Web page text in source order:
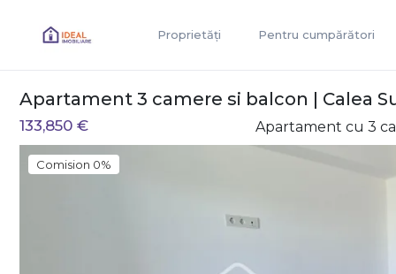
Proprietăți Pentru cumpărători
Apartament 3 camere si balcon | Calea
133,850 € Apartament cu 3
Comision 0%